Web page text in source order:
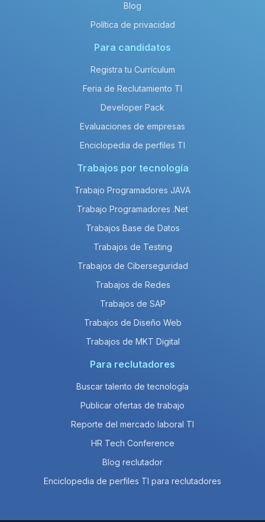
Blog
Política de privacidad
Para candidatos
Registra tu Currículum
Feria de Reclutamiento TI
Developer Pack
Evaluaciones de empresas
Enciclopedia de perfiles TI
Trabajos por tecnología
Trabajo Programadores JAVA
Trabajo Programadores .Net
Trabajos Base de Datos
Trabajos de Testing
Trabajos de Ciberseguridad
Trabajos de Redes
Trabajos de SAP
Trabajos de Diseño Web
Trabajos de MKT Digital
Para reclutadores
Buscar talento de tecnología
Publicar ofertas de trabajo
Reporte del mercado laboral TI
HR Tech Conference
Blog reclutador
Enciclopedia de perfiles TI para reclutadores